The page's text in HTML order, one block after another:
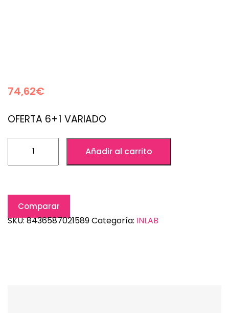
74,62€
OFERTA 6+1 VARIADO
Añadir al carrito
Comparar
SKU:8436587021589Categoría: INLAB